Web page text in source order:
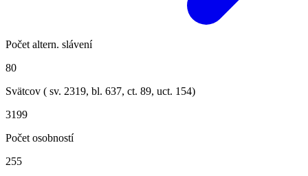
Počet altern. slávení
80
Svätcov ( sv. 2319, bl. 637, ct. 89, uct. 154)
3199
Počet osobností
255